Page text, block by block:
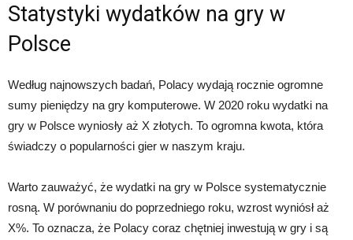
Statystyki wydatków na gry w
Polsce
Według najnowszych badań, Polacy wydają rocznie ogromne
sumy pieniędzy na gry komputerowe. W 2020 roku wydatki na
gry w Polsce wyniosły aż X złotych. To ogromna kwota, która
świadczy o popularności gier w naszym kraju.
Warto zauważyć, że wydatki na gry w Polsce systematycznie
rosną. W porównaniu do poprzedniego roku, wzrost wyniósł aż
X%. To oznacza, że Polacy coraz chętniej inwestują w gry i są